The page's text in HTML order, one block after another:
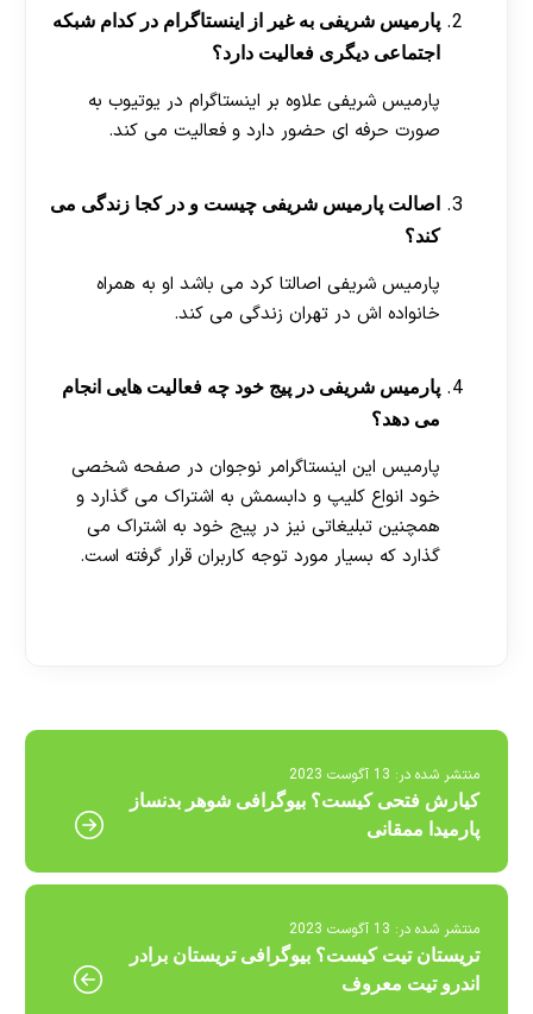
پارمیس شریفی به غیر از اینستاگرام در کدام شبکه
اجتماعی دیگری فعالیت دارد؟
پارمیس شریفی علاوه بر اینستاگرام در یوتیوب به
صورت حرفه ای حضور دارد و فعالیت می کند.
اصالت پارمیس شریفی چیست و در کجا زندگی می
کند؟
پارمیس شریفی اصالتا کرد می باشد او به همراه
خانواده اش در تهران زندگی می کند.
پارمیس شریفی در پیج خود چه فعالیت هایی انجام
می دهد؟
پارمیس این اینستاگرامر نوجوان در صفحه شخصی
خود انواع کلیپ و دابسمش به اشتراک می گذارد و
همچنین تبلیغاتی نیز در پیج خود به اشتراک می
گذارد که بسیار مورد توجه کاربران قرار گرفته است.
منتشر شده در: 13 آگوست 2023
کیارش فتحی کیست؟ بیوگرافی شوهر بدنساز
پارمیدا ممقانی
منتشر شده در: 13 آگوست 2023
تریستان تیت کیست؟ بیوگرافی تریستان برادر
اندرو تیت معروف